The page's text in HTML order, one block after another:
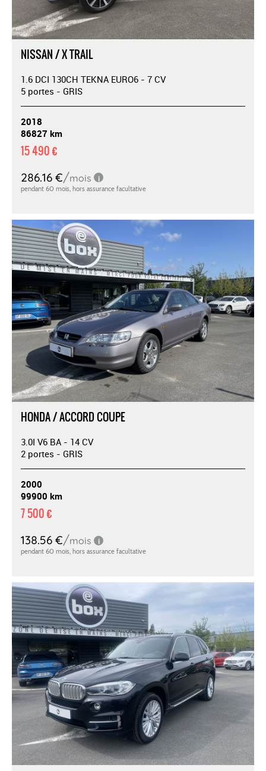
NISSAN / X TRAIL
1.6 DCI 130CH TEKNA EURO6 - 7 CV
5 portes - GRIS
2018
86827 km
15 490 €
HONDA / ACCORD COUPE
3.0I V6 BA - 14 CV
2 portes - GRIS
2000
99900 km
7 500 €